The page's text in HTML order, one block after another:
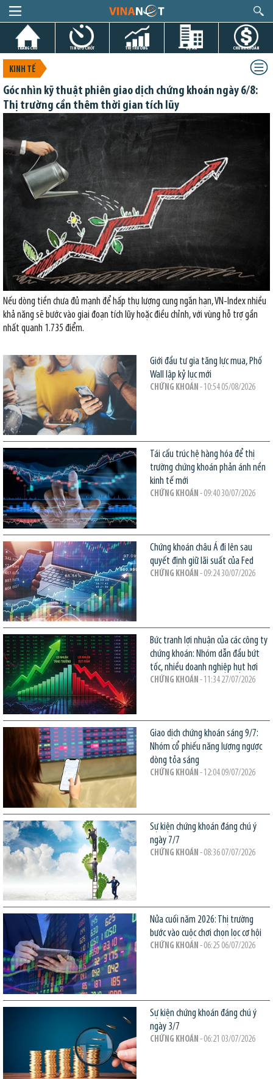
TRANG CHỦ TIN GIỜ CHÓT THỊ TRƯỜNG DỰ ÁN CHỨNG KHOÁN
KINH TẾ
Góc nhìn kỹ thuật phiên giao dịch chứng khoán ngày 6/8:
Thị trường cần thêm thời gian tích lũy
Nếu dòng tiền chưa đủ mạnh để hấp thụ lượng cung ngắn hạn, VN-Index nhiều
khả năng sẽ bước vào giai đoạn tích lũy hoặc điều chỉnh, với vùng hỗ trợ gần
nhất quanh 1.735 điểm.
Giới đầu tư gia tăng lực mua, Phố
Wall lập kỷ lục mới
CHỨNG KHOÁN - 10:54 05/08/2026
Tái cấu trúc hệ hàng hóa để thị
trường chứng khoán phản ánh nền
kinh tế mới
CHỨNG KHOÁN - 09:40 30/07/2026
Chứng khoán châu Á đi lên sau
quyết định giữ lãi suất của Fed
CHỨNG KHOÁN - 09:24 30/07/2026
Bức tranh lợi nhuận của các công ty
chứng khoán: Nhóm dẫn đầu bứt
tốc, nhiều doanh nghiệp hụt hơi
CHỨNG KHOÁN - 11:34 27/07/2026
Giao dịch chứng khoán sáng 9/7:
Nhóm cổ phiếu năng lượng ngược
dòng tỏa sáng
CHỨNG KHOÁN - 12:04 09/07/2026
Sự kiện chứng khoán đáng chú ý
ngày 7/7
CHỨNG KHOÁN - 08:36 07/07/2026
Nửa cuối năm 2026: Thị trường
bước vào cuộc chơi chọn lọc cơ hội
CHỨNG KHOÁN - 06:25 06/07/2026
Sự kiện chứng khoán đáng chú ý
ngày 3/7
CHỨNG KHOÁN - 06:21 03/07/2026